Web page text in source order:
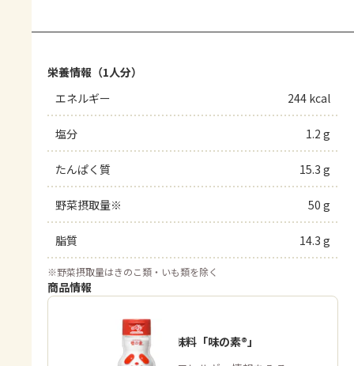
栄養情報（1人分）
エネルギー
244 kcal
塩分 1.2 g
たんぱく質 15.3 g
野菜摂取量※ 50 g
脂質 14.3 g
※野菜摂取量はきのこ類・いも類を除く
商品情報
うま味調味料「味の素®」